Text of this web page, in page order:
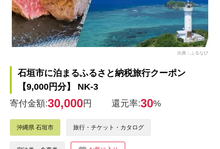
出典：ふるなび
石垣市に泊まるふるさと納税旅行クーポン
【9,000円分】 NK-3
寄付金額:30,000円 還元率:30%
沖縄県 石垣市 旅行・チケット・カタログ